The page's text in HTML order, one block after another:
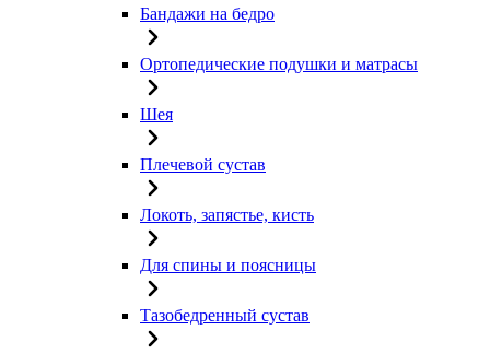
Бандажи на бедро
Ортопедические подушки и матрасы
Шея
Плечевой сустав
Локоть, запястье, кисть
Для спины и поясницы
Тазобедренный сустав